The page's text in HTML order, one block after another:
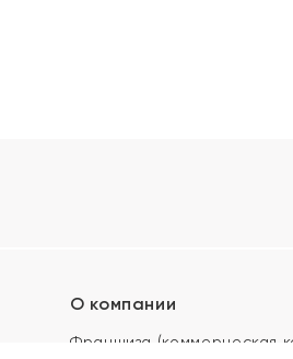
О компании
Франшиза (коммерческая